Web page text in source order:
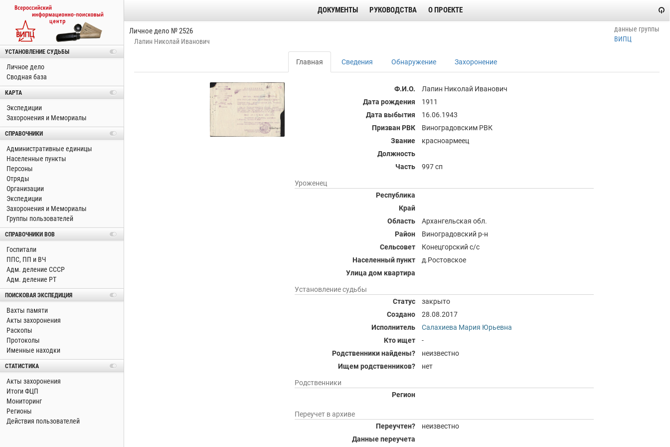
УСТАНОВЛЕНИЕ СУДЬБЫ
Личное дело
Сводная база
КАРТА
Экспедиции
Захоронения и Мемориалы
СПРАВОЧНИКИ
Административные единицы
Населенные пункты
Персоны
Отряды
Организации
Экспедиции
Захоронения и Мемориалы
Группы пользователей
СПРАВОЧНИКИ ВОВ
Госпитали
ППС, ПП и ВЧ
Адм. деление СССР
Адм. деление РТ
ПОИСКОВАЯ ЭКСПЕДИЦИЯ
Вахты памяти
Акты захоронения
Раскопы
Протоколы
Именные находки
СТАТИСТИКА
Акты захоронения
Итоги ФЦП
Мониторинг
Регионы
Действия пользователей
ДОКУМЕНТЫ РУКОВОДСТВА О ПРОЕКТЕ
Личное дело № 2526
Лапин Николай Иванович
данные группы
ВИПЦ
Главная Сведения Обнаружение Захоронение
Ф.И.О.
Лапин Николай Иванович
Дата рождения
1911
Дата выбытия
16.06.1943
Призван РВК
Виноградовским РВК
Звание
красноармеец
Должность
Часть
997 сп
Уроженец
Республика
Край
Область
Архангельская обл.
Район
Виноградовский р-н
Сельсовет
Конецгорский с/с
Населенный пункт
д.Ростовское
Улица дом квартира
Установление судьбы
Статус
закрыто
Создано
28.08.2017
Исполнитель
Салахиева Мария Юрьевна
Кто ищет
-
Родственники найдены?
неизвестно
Ищем родственников?
нет
Родственники
Регион
Переучет в архиве
Переучтен?
неизвестно
Данные переучета